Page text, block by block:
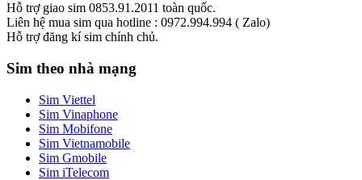
Hỗ trợ giao sim 0853.91.2011 toàn quốc.
Liên hệ mua sim qua hotline : 0972.994.994 ( Zalo)
Hỗ trợ đăng kí sim chính chủ.
Sim theo nhà mạng
Sim Viettel
Sim Vinaphone
Sim Mobifone
Sim Vietnamobile
Sim Gmobile
Sim iTelecom